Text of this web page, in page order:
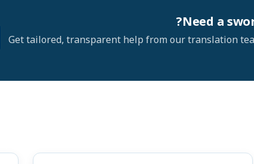
Need a
Get tailored, transparent help from our translation